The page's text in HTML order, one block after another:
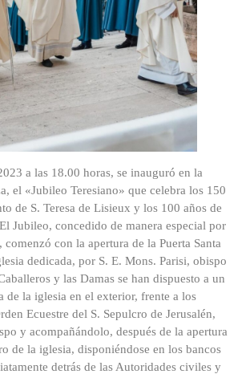
a las 18.00 horas, se inauguró en la
el «Jubileo Teresiano» que celebra los 150
de S. Teresa de Lisieux y los 100 años de
Jubileo, concedido de manera especial por
comenzó con la apertura de la Puerta Santa
dedicada, por S. E. Mons. Parisi, obispo
y las Damas se han dispuesto a un
de la iglesia en el exterior, frente a los
Ecuestre del S. Sepulcro de Jerusalén,
y acompañándolo, después de la apertura
de la iglesia, disponiéndose en los bancos
detrás de las Autoridades civiles y